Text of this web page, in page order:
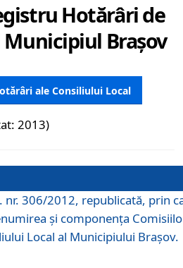
Hotărâri de
Municipiul Brașov
ale Consiliului Local
2013)
nr. 306/2012, republicată, prin
şi componenţa
Local al Municipiului Braşov.